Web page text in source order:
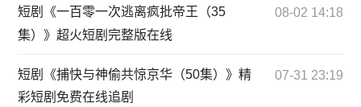
短剧《一百零一次逃离疯批帝王（35
集）》超火短剧完整版在线
08-02 14:18
短剧《捕快与神偷共惊京华（50集）》精
彩短剧免费在线追剧
07-31 23:19